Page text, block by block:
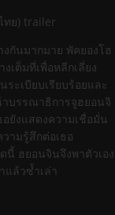
ทย) trailer
กันมากมาย พัคยองโฮ
เต็มที่เพื่อหลีกเลี่ยง
ะเบียบเรียบร้อยและ
าบรรณาธิการจูฮยอนจิ
ยังแสดงความเชื่อมั่น
ามรู้สึกต่อเธอ
นี้ ฮยอนจินจึงพาตัวเอง
แล้วซ้ำเล่า